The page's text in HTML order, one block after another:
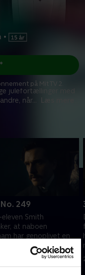
•
julefortællinger med
når...
på Mit TV 2.
249
Smith
at naboen
har genoplivet en
mumie, som nu
universitetet og
2025 • 29 min